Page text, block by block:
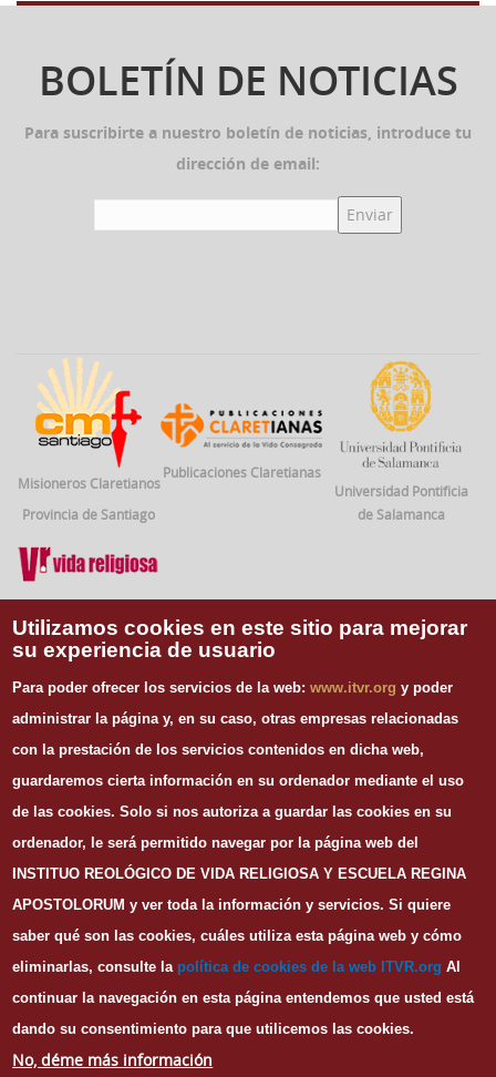
BOLETÍN DE NOTICIAS
Para suscribirte a nuestro boletín de noticias, introduce tu
dirección de email:
Misioneros Claretianos
Provincia de Santiago
Publicaciones Claretianas
Universidad Pontificia
de Salamanca
Vida Religiosa
Instituto Teológico de Vida Religiosa
Escuela Regina Apostolorum
28008 Madrid
Tel. 91 540 12 73
Whatsapp: 626 278 077
email.secretaria@itvr.org
HORARIO
Lunes a Viernes: 10h-14h y 16:30h-20:30h
© CopyrightITVR2016
Utilizamos cookies en este sitio para mejorar
su experiencia de usuario
Para poder ofrecer los servicios de la web:www.itvr.org y poder
administrar la página y, en su caso, otras empresas relacionadas
con la prestación de los servicios contenidos en dicha web,
guardaremos cierta información en su ordenador mediante el uso
de las cookies. Solo si nos autoriza a guardar las cookies en su
ordenador, le será permitido navegar por la página web del
INSTITUO REOLÓGICO DE VIDA RELIGIOSA Y ESCUELA REGINA
APOSTOLORUM y ver toda la información y servicios. Si quiere
saber qué son las cookies, cuáles utiliza esta página web y cómo
eliminarlas, consulte la política de cookies de la web ITVR.org Al
continuar la navegación en esta página entendemos que usted está
dando su consentimiento para que utilicemos las cookies.
No, déme más información